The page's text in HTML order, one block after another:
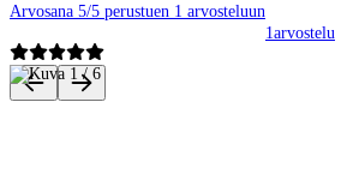
Arvosana 5/5 perustuen 1 arvosteluun
1arvostelu
Tuotteen kuvat ja videot